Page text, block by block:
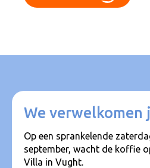
We verwelkomen
Op een sprankelende
september, wacht de koffie
Villa in Vught.